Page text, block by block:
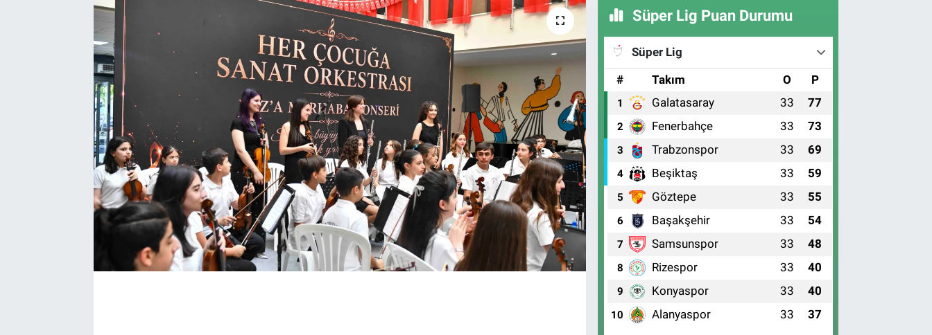
Süper Lig Puan Durumu
Süper Lig
#
Takım O P
1 Galatasaray 33 77
2 Fenerbahçe 33 73
3 Trabzonspor 33 69
4 Beşiktaş 33 59
5 Göztepe 33 55
6 Başakşehir 33 54
7 Samsunspor 33 48
8 Rizespor 33 40
9 Konyaspor 33 40
10 Alanyaspor 33 37